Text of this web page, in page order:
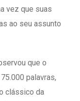
vez que suas
ao seu assunto
que o
palavras,
clássico da